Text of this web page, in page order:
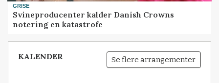
GRISE
Svineproducenter kalder Danish Crowns
notering en katastrofe
KALENDER Se flere arrangementer